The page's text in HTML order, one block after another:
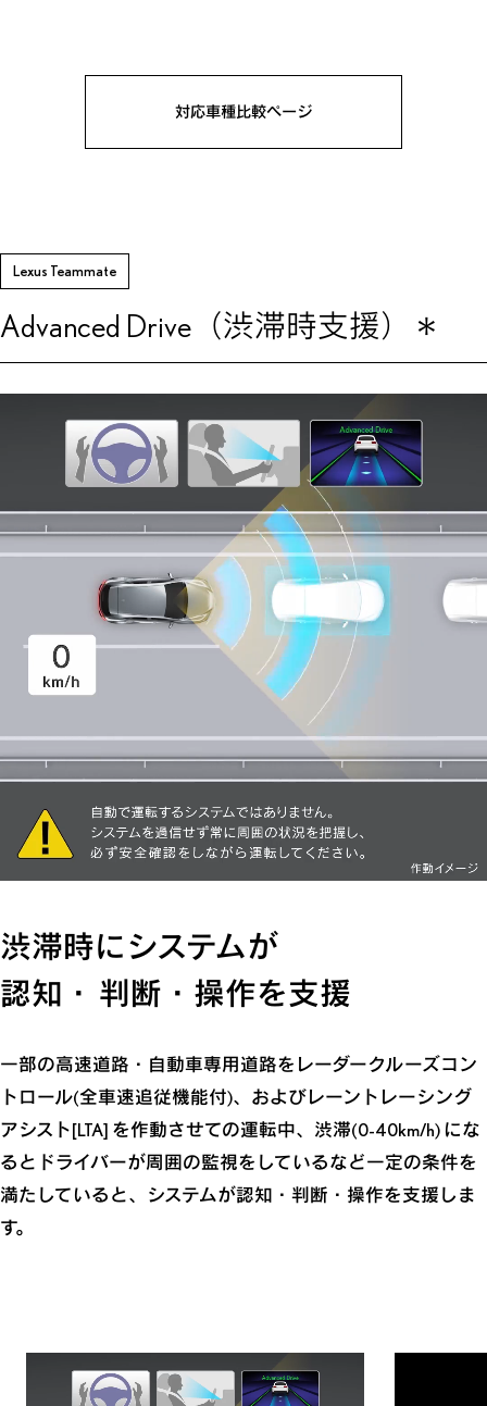
対応車種比較ページ
Lexus Teammate
Advanced Drive（渋滞時支援） ＊
渋滞時にシステムが
認知・ 判断・操作を支援
一部の高速道路・自動車専用道路をレーダークルーズコン
トロール(全車速追従機能付)、およびレーントレーシング
アシスト[LTA] を作動させての運転中、渋滞(0-40km/h) にな
るとドライバーが周囲の監視をしているなど一定の条件を
満たしていると、システムが認知・判断・操作を支援しま
す。